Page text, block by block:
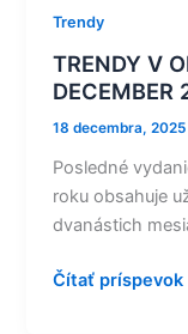
Trendy
TRENDY V
DECEMBER
18 decembra,
Posledné
roku obsahuje
dvanástich
Čítať príspevok